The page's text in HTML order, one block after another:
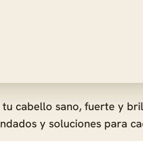
cabello sano, fuerte y
y soluciones para